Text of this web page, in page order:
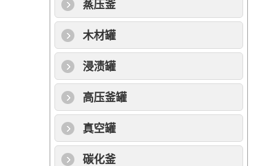
蒸压釜
木材罐
浸渍罐
高压釜罐
真空罐
碳化釜